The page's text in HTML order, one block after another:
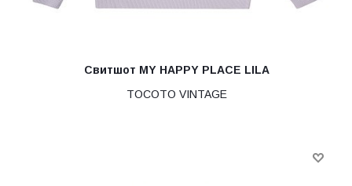
Свитшот MY HAPPY PLACE LILA
TOCOTO VINTAGE